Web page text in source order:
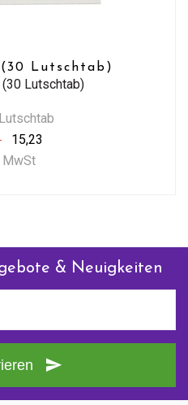
(30 Lutschtab)
Lutschtab)
15,23
MwSt
& Neuigkeiten